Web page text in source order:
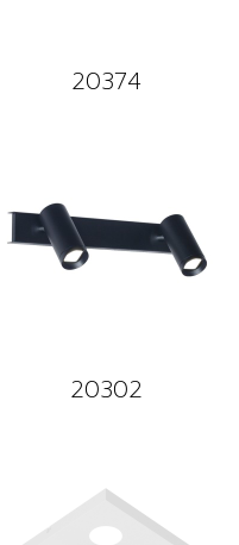
20374
20302